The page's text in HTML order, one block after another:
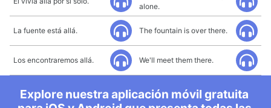
alone.
La fuente está allá. The fountain is over there.
Los encontraremos allá. We'll meet them there.
Explore nuestra aplicación móvil gratuita